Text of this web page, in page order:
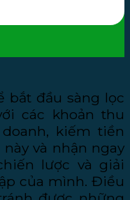
bắt đầu sàng lọc
các khoản thu
kiếm tiền
và nhận ngay
lược và giải
của mình. Điều